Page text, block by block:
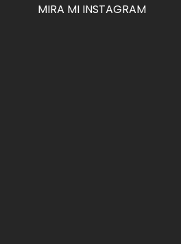
MIRA MI INSTAGRAM